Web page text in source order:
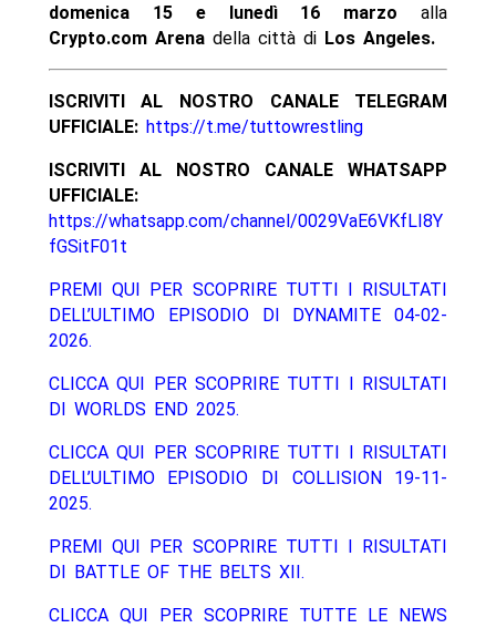
domenica 15 e lunedì 16 marzoalla
Crypto.com Arenadella città di Los Angeles.
ISCRIVITI AL NOSTRO CANALE TELEGRAM
UFFICIALE: https://t.me/tuttowrestling
ISCRIVITI AL NOSTRO CANALE WHATSAPP
UFFICIALE:
https://whatsapp.com/channel/0029VaE6VKfLI8Y
fGSitF01t
PREMI QUI PER SCOPRIRE TUTTI I RISULTATI
DELL’ULTIMO EPISODIO DI DYNAMITE 04-02-
2026.
CLICCA QUI PER SCOPRIRE TUTTI I RISULTATI
DI WORLDS END 2025.
CLICCA QUI PER SCOPRIRE TUTTI I RISULTATI
DELL’ULTIMO EPISODIO DI COLLISION 19-11-
2025.
PREMI QUI PER SCOPRIRE TUTTI I RISULTATI
DI BATTLE OF THE BELTS XII.
CLICCA QUI PER SCOPRIRE TUTTE LE NEWS